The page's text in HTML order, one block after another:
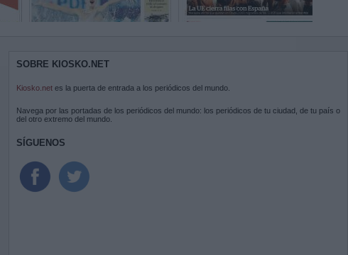
SOBRE KIOSKO.NET
Kiosko.net es la puerta de entrada a los periódicos del mundo.
Navega por las portadas de los periódicos del mundo: los periódicos de tu ciudad, de tu país o
del otro extremo del mundo.
SÍGUENOS